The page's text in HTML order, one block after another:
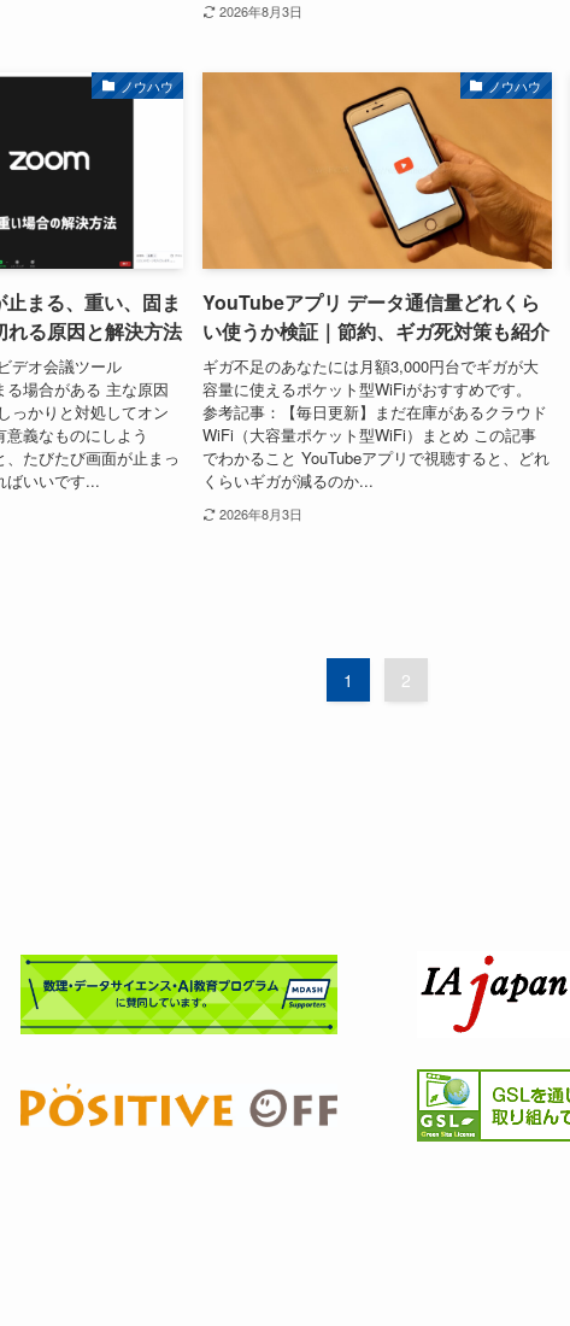
2026年8月3日
ノウハウ
まる、重い、固ま
れる原因と解決方法
デオ会議ツール
る場合がある 主な原因
っかりと対処してオン
義なものにしよう
たびたび画面が止まっ
ばいいです...
ノウハウ
YouTubeアプリ データ通信量どれくら
い使うか検証｜節約、ギガ死対策も紹介
ギガ不足のあなたには月額3,000円台でギガが大
容量に使えるポケット型WiFiがおすすめです。
参考記事：【毎日更新】まだ在庫があるクラウド
WiFi（大容量ポケット型WiFi）まとめ この記事
でわかること YouTubeアプリで視聴すると、どれ
くらいギガが減るのか...
2026年8月3日
1 2